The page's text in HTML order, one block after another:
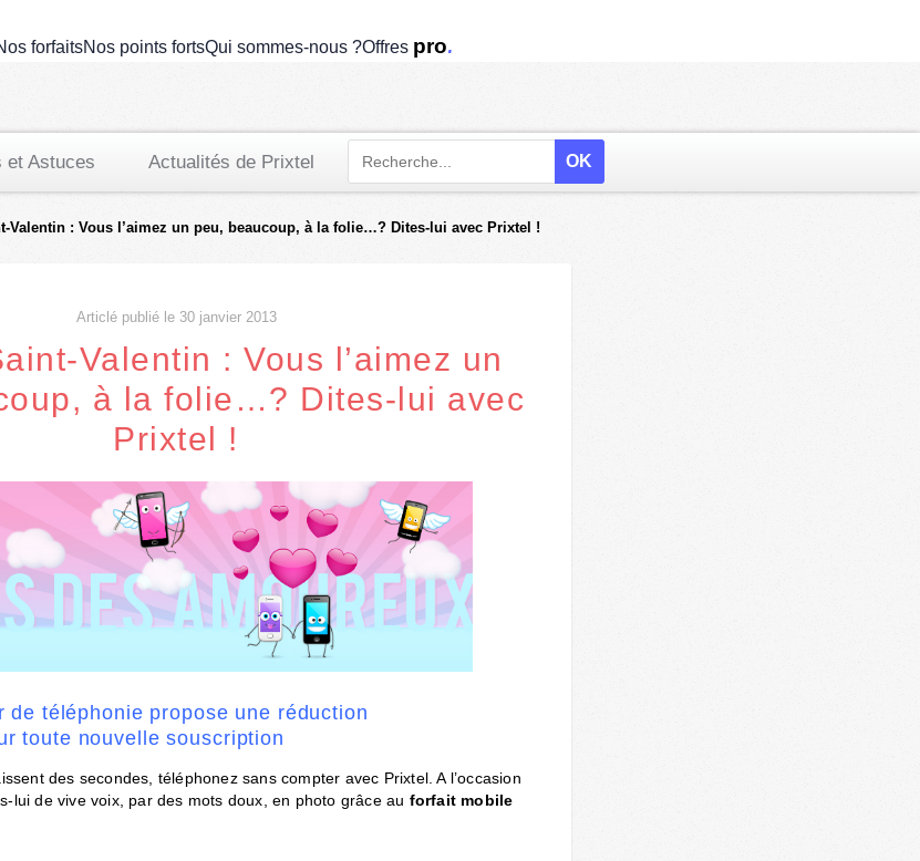
forfaitsNos points fortsQui sommes-nous ?Offres pro.
et Astuces Actualités de Prixtel
Valentin : Vous l’aimez un peu, beaucoup, à la folie…? Dites-lui avec Prixtel !
Articlé publié le 30 janvier 2013
Valentin : Vous l’aimez un
à la folie…? Dites-lui avec
Prixtel !
de téléphonie propose une réduction
toute nouvelle souscription
des secondes, téléphonez sans compter avec Prixtel. A l’occasion
lui de vive voix, par des mots doux, en photo grâce au forfait mobile